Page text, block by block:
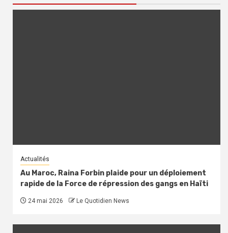
Actualités
Au Maroc, Raina Forbin plaide pour un déploiement
rapide de la Force de répression des gangs en Haïti
24 mai 2026 Le Quotidien News